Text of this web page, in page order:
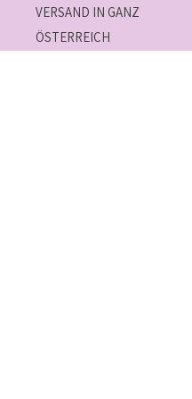
VERSAND IN GANZ
ÖSTERREICH